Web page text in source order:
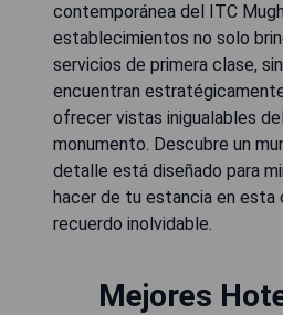
contemporánea del ITC
establecimientos no solo
servicios de primera clase,
encuentran
ofrecer vistas inigualables
monumento. Descubre un
detalle está diseñado para
hacer de tu estancia en esta
recuerdo inolvidable.
Mejores